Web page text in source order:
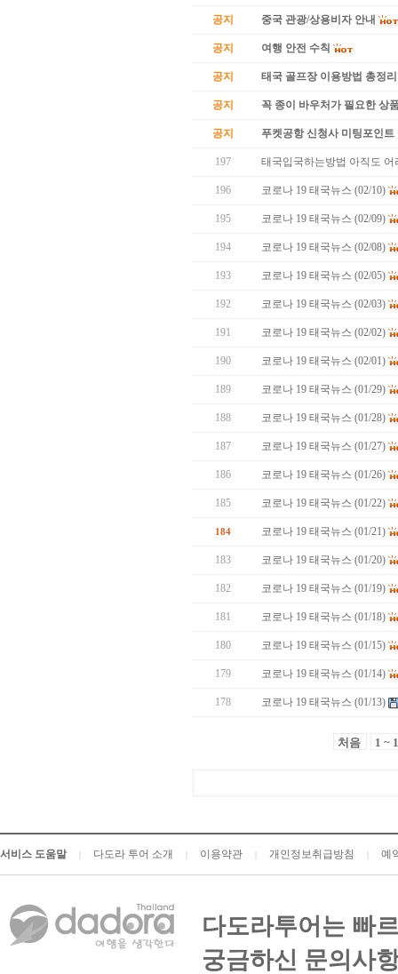
공지 중국 관광/상용비자 안내
공지 여행 안전 수칙
공지 태국 골프장 이용방법 총정리
공지 꼭 종이 바우처가 필요한 상
공지 푸켓공항 신청사 미팅포인트
197 태국입국하는방법 아직도 어
196 코로나 19 태국뉴스 (02/10)
195 코로나 19 태국뉴스 (02/09)
194 코로나 19 태국뉴스 (02/08)
193 코로나 19 태국뉴스 (02/05)
192 코로나 19 태국뉴스 (02/03)
191 코로나 19 태국뉴스 (02/02)
190 코로나 19 태국뉴스 (02/01)
189 코로나 19 태국뉴스 (01/29)
188 코로나 19 태국뉴스 (01/28)
187 코로나 19 태국뉴스 (01/27)
186 코로나 19 태국뉴스 (01/26)
185 코로나 19 태국뉴스 (01/22)
184 코로나 19 태국뉴스 (01/21)
183 코로나 19 태국뉴스 (01/20)
182 코로나 19 태국뉴스 (01/19)
181 코로나 19 태국뉴스 (01/18)
180 코로나 19 태국뉴스 (01/15)
179 코로나 19 태국뉴스 (01/14)
178 코로나 19 태국뉴스 (01/13)
처음 1 ~
서비스 도움말 다도라 투어 소개 이용약관 개인정보취급방침 예
다도라투어는 빠
궁금하신 문의사